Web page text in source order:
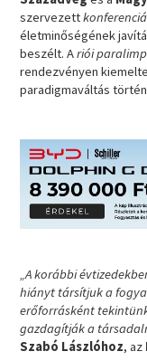
szervezett
életminőségének
beszélt. Ariói
rendezvényen
paradigmaváltás
„A korábbi
hiányt társítjuk a
erőforrásként
gazdagítják a
Szabó Lászlóhoz, az